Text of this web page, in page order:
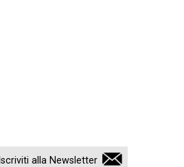
Iscriviti alla Newsletter